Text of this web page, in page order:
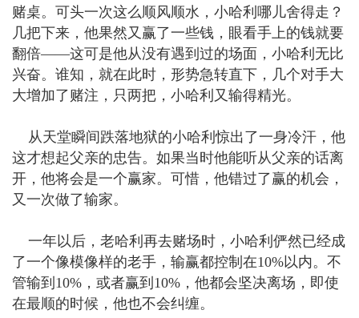
赌桌。可头一次这么顺风顺水，小哈利哪儿舍得走？
几把下来，他果然又赢了一些钱，眼看手上的钱就要
翻倍——这可是他从没有遇到过的场面，小哈利无比
兴奋。谁知，就在此时，形势急转直下，几个对手大
大增加了赌注，只两把，小哈利又输得精光。
从天堂瞬间跌落地狱的小哈利惊出了一身冷汗，他
这才想起父亲的忠告。如果当时他能听从父亲的话离
开，他将会是一个赢家。可惜，他错过了赢的机会，
又一次做了输家。
一年以后，老哈利再去赌场时，小哈利俨然已经成
了一个像模像样的老手，输赢都控制在10%以内。不
管输到10%，或者赢到10%，他都会坚决离场，即使
在最顺的时候，他也不会纠缠。